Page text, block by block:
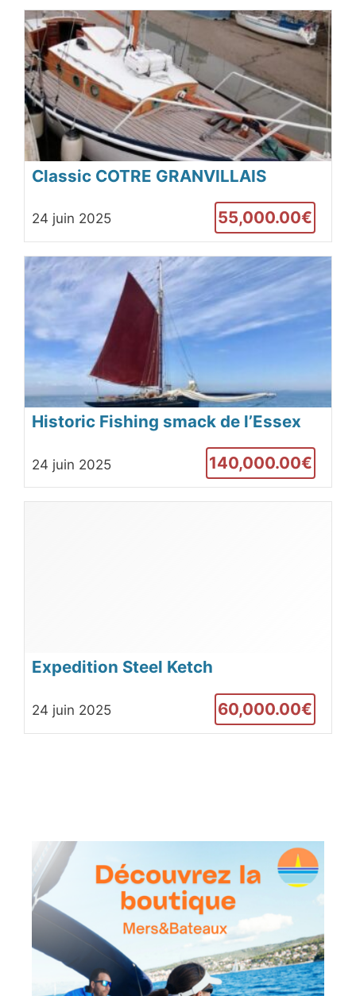
Classic COTRE GRANVILLAIS
24 juin 2025 55,000.00€
Historic Fishing smack de l’Essex
24 juin 2025 140,000.00€
Expedition Steel Ketch
24 juin 2025 60,000.00€